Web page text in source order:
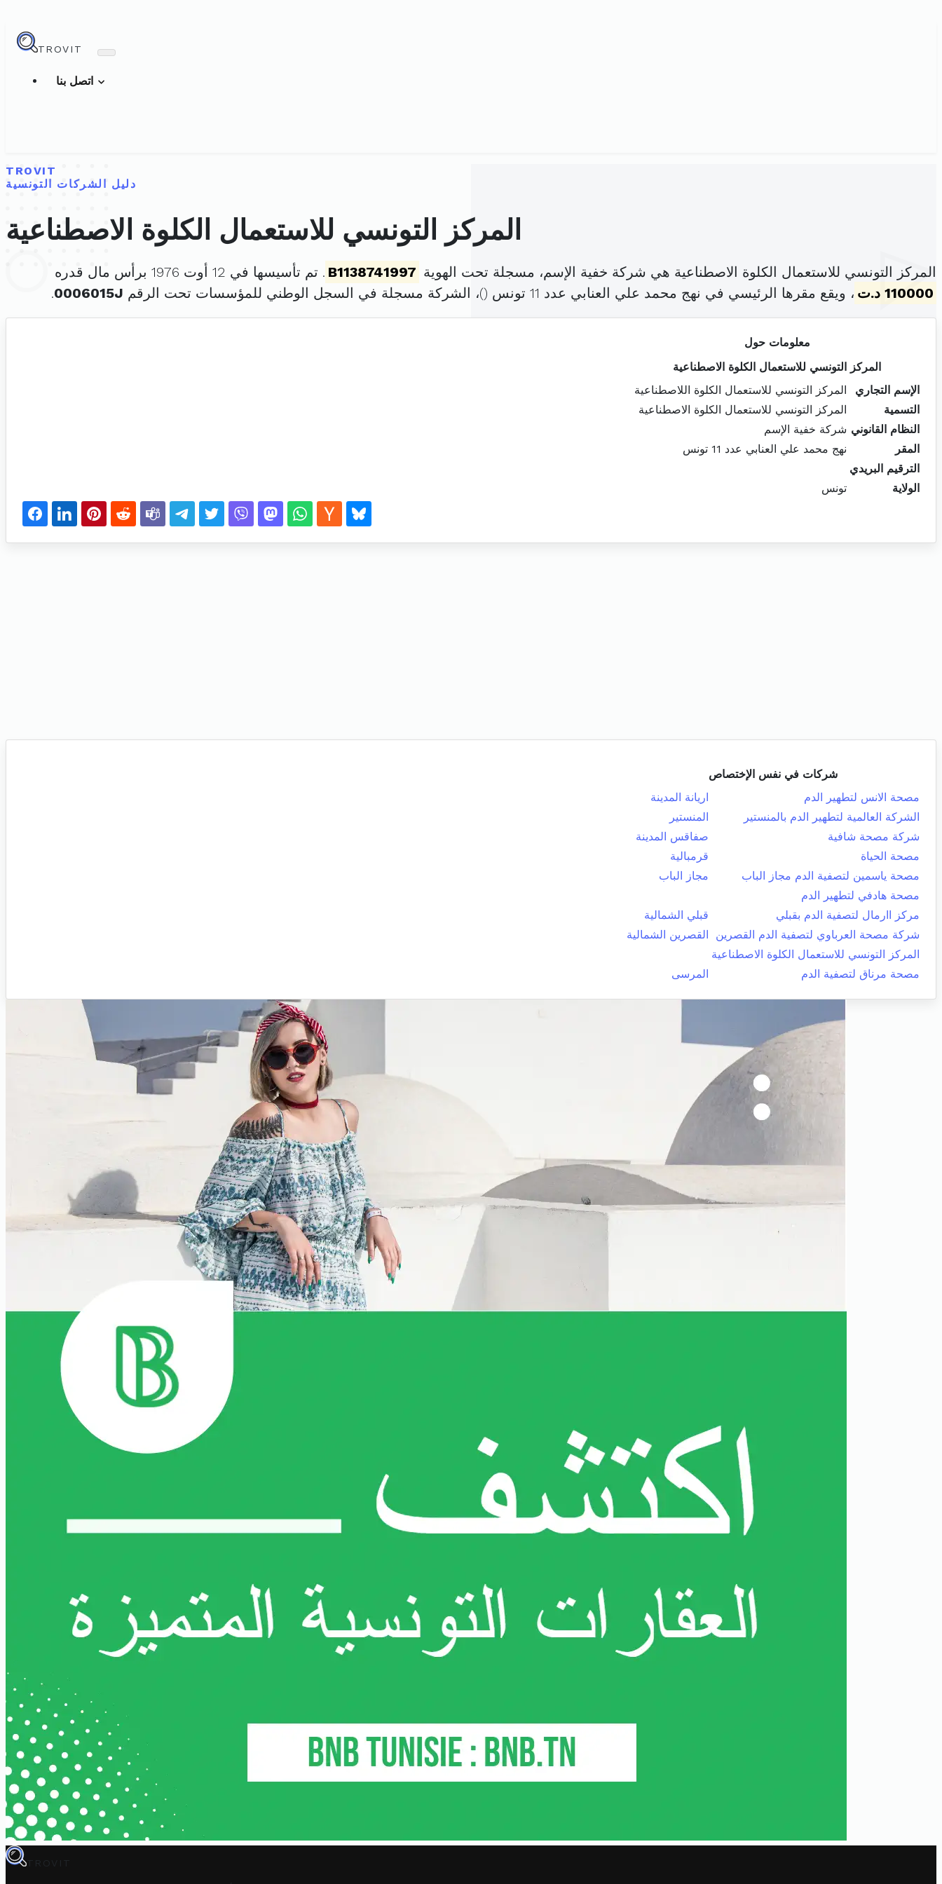
TROVIT
TROVIT
دليل الشركات التونسية
المركز التونسي للاستعمال الكلوة الاصطناعية
المركز التونسي للاستعمال الكلوة الاصطناعية هي شركة خفية الإسم، مسجلة تحت الهوية B1138741997 . تم تأسيسها في 12 أوت 1976 برأس مال قدره
110000 د.ت
، ويقع مقرها الرئيسي في نهج محمد علي العنابي عدد 11 تونس ( )، الشركة مسجلة في السجل الوطني للمؤسسات تحت الرقم 0006015J
.
معلومات حول
المركز التونسي للاستعمال الكلوة الاصطناعية
الإسم التجاري
المركز التونسي للاستعمال الكلوة اللاصطناعية
التسمية
المركز التونسي للاستعمال الكلوة الاصطناعية
النظام القانوني شركة خفية الإسم
المقر
نهج محمد علي العنابي عدد 11 تونس
الترقيم البريدي
الولاية
تونس
شركات في نفس الإختصاص
مصحة الانس لتطهير الدم
اريانة المدينة
الشركة العالمية لتطهير الدم بالمنستير
المنستير
شركة مصحة شافية
صفاقس المدينة
مصحة الحياة
قرمبالية
مصحة ياسمين لتصفية الدم مجاز الباب
مجاز الباب
مصحة هادفي لتطهير الدم
مركز اارمال لتصفية الدم بقبلي
قبلي الشمالية
شركة مصحة العرباوي لتصفية الدم القصرين
القصرين الشمالية
المركز التونسي للاستعمال الكلوة الاصطناعية
مصحة مرناق لتصفية الدم
المرسى
TROVIT